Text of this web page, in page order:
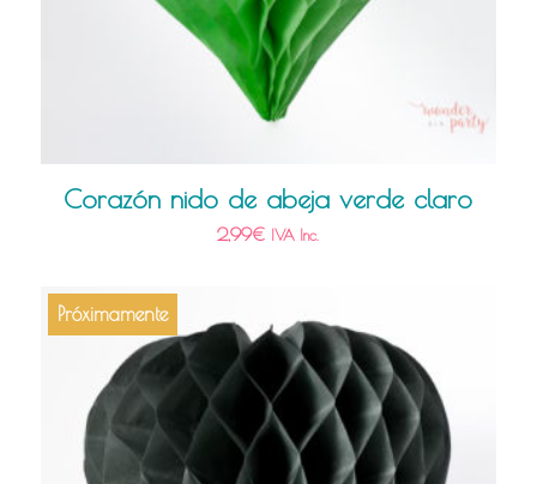
Corazón nido de abeja verde claro
2,99€ IVA Inc.
Próximamente